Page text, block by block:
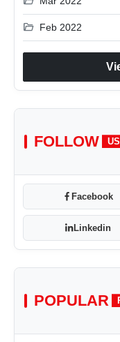
folder_open Feb 2022
FOLLOW US
Facebook
Linkedin
POPULAR